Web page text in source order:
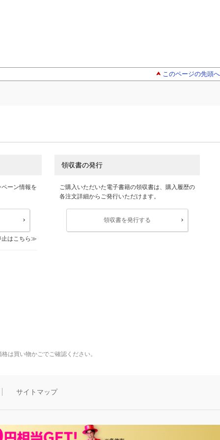
このページの先頭へ
ーン情報を
はこちら
領収書の発行
ご購入いただいた電子書籍の領収書は、購入履歴の
各注文詳細からご発行いただけます。
領収書を発行する
は買い物かごでご確認ください。
サイトマップ